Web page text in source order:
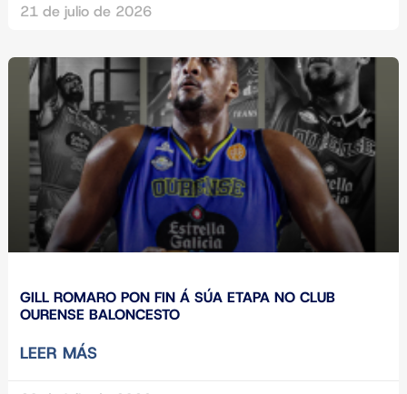
21 de julio de 2026
GILL ROMARO PON FIN Á SÚA ETAPA NO CLUB
OURENSE BALONCESTO
LEER MÁS